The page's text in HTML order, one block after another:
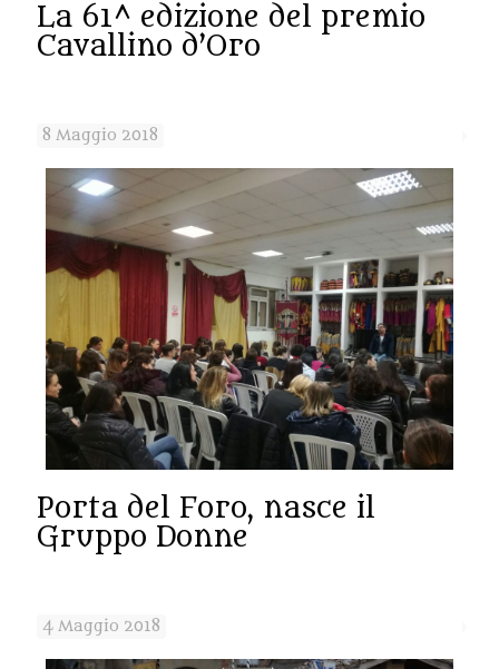
La 61^ edizione del premio
Cavallino d’Oro
8 Maggio 2018
Porta del Foro, nasce il
Gruppo Donne
4 Maggio 2018